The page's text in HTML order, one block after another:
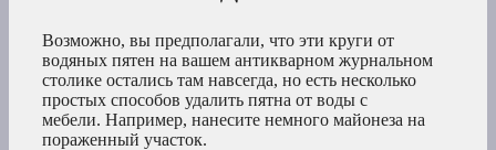
Возможно, вы предполагали, что эти круги от
водяных пятен на вашем антикварном журнальном
столике остались там навсегда, но есть несколько
простых способов удалить пятна от воды с
мебели. Например, нанесите немного майонеза на
пораженный участок.